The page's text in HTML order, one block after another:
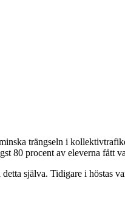
trängseln i
80 procent av eleverna fått
själva. Tidigare i höstas